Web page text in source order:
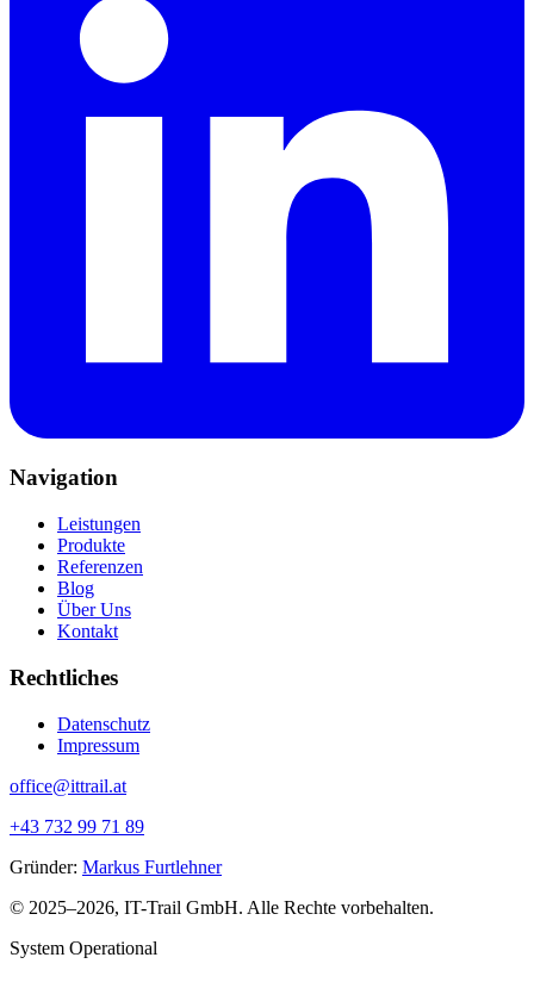
Navigation
Leistungen
Produkte
Referenzen
Blog
Über Uns
Kontakt
Rechtliches
Datenschutz
Impressum
office@ittrail.at
+43 732 99 71 89
Gründer: Markus Furtlehner
© 2025–2026, IT-Trail GmbH. Alle Rechte vorbehalten.
System Operational